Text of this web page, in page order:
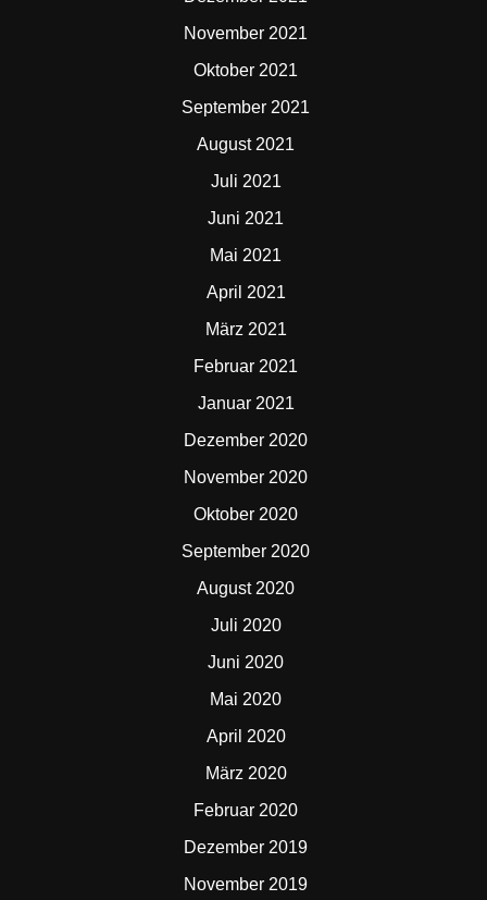
November 2021
Oktober 2021
September 2021
August 2021
Juli 2021
Juni 2021
Mai 2021
April 2021
März 2021
Februar 2021
Januar 2021
Dezember 2020
November 2020
Oktober 2020
September 2020
August 2020
Juli 2020
Juni 2020
Mai 2020
April 2020
März 2020
Februar 2020
Dezember 2019
November 2019